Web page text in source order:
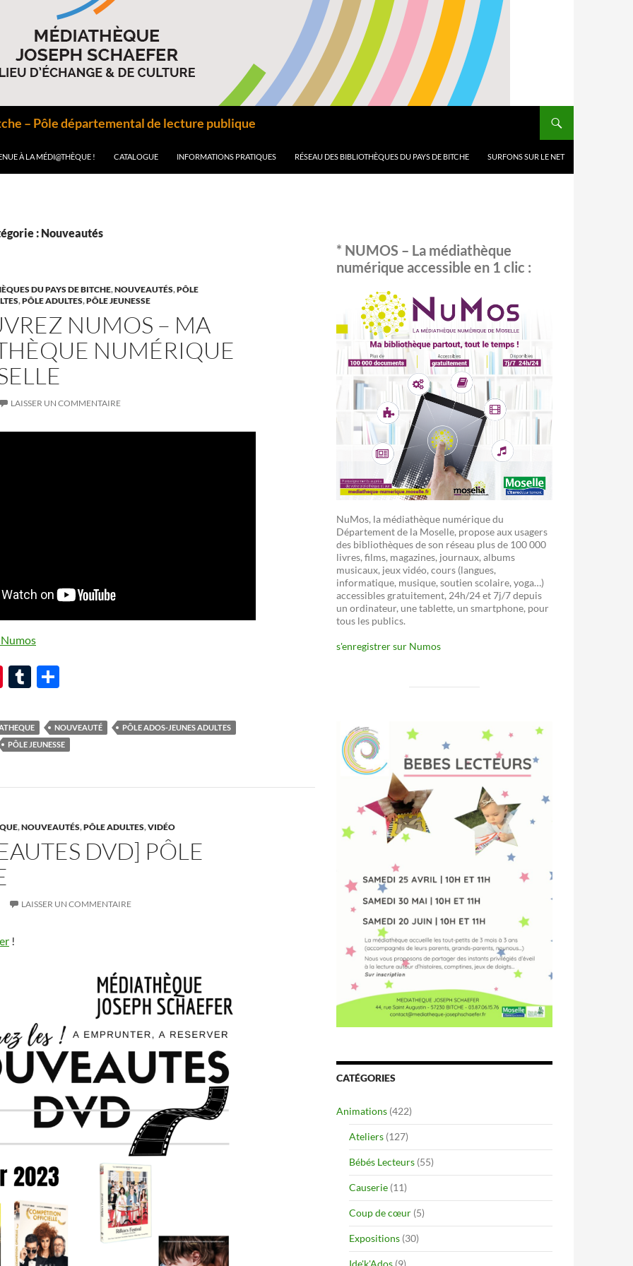
– Pôle départemental de lecture publique
À LA MÉDI@THÈQUE ! CATALOGUE INFORMATIONS PRATIQUES RÉSEAU DES BIBLIOTHÈQUES DU PAYS DE BITCHE SURFONS SUR LE NET
: Nouveautés
DU PAYS DE BITCHE,NOUVEAUTÉS,PÔLE
,PÔLE ADULTES,PÔLE JEUNESSE
NUMOS – MA
NUMÉRIQUE
LAISSER UN COMMENTAIRE
Pi
er
es
T
m
bl
ta
g
NOUVEAUTÉ
PÔLE ADOS-JEUNES ADULTES
PÔLE JEUNESSE
,NOUVEAUTÉS,PÔLE ADULTES,VIDÉO
DVD] PÔLE
LAISSER UN COMMENTAIRE
!
* NUMOS – La médiathèque
numérique accessible en 1 clic :
NuMos, la médiathèque numérique du
Département de la Moselle, propose aux usagers
des bibliothèques de son réseau plus de 100 000
livres, films, magazines, journaux, albums
musicaux, jeux vidéo, cours (langues,
informatique, musique, soutien scolaire, yoga…)
accessibles gratuitement, 24h/24 et 7j/7 depuis
un ordinateur, une tablette, un smartphone, pour
tous les publics.
s'enregistrer sur Numos
CATÉGORIES
Animations (422)
Ateliers (127)
Bébés Lecteurs (55)
Causerie (11)
Coup de cœur (5)
Expositions (30)
Ide'k'Ados (9)